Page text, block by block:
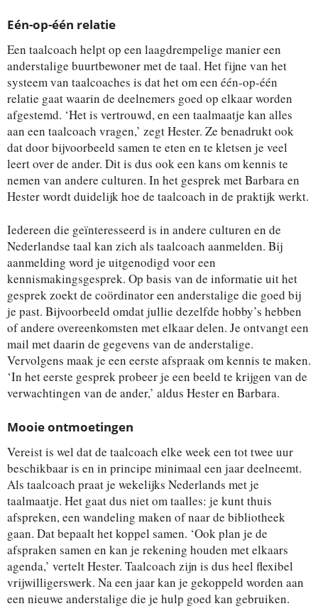
Eén-op-één relatie
Een taalcoach helpt op een laagdrempelige manier een
anderstalige buurtbewoner met de taal. Het fijne van het
systeem van taalcoaches is dat het om een één-op-één
relatie gaat waarin de deelnemers goed op elkaar worden
afgestemd. ‘Het is vertrouwd, en een taalmaatje kan alles
aan een taalcoach vragen,’ zegt Hester. Ze benadrukt ook
dat door bijvoorbeeld samen te eten en te kletsen je veel
leert over de ander. Dit is dus ook een kans om kennis te
nemen van andere culturen. In het gesprek met Barbara en
Hester wordt duidelijk hoe de taalcoach in de praktijk werkt.
Iedereen die geïnteresseerd is in andere culturen en de
Nederlandse taal kan zich als taalcoach aanmelden. Bij
aanmelding word je uitgenodigd voor een
kennismakingsgesprek. Op basis van de informatie uit het
gesprek zoekt de coördinator een anderstalige die goed bij
je past. Bijvoorbeeld omdat jullie dezelfde hobby’s hebben
of andere overeenkomsten met elkaar delen. Je ontvangt een
mail met daarin de gegevens van de anderstalige.
Vervolgens maak je een eerste afspraak om kennis te maken.
‘In het eerste gesprek probeer je een beeld te krijgen van de
verwachtingen van de ander,’ aldus Hester en Barbara.
Mooie ontmoetingen
Vereist is wel dat de taalcoach elke week een tot twee uur
beschikbaar is en in principe minimaal een jaar deelneemt.
Als taalcoach praat je wekelijks Nederlands met je
taalmaatje. Het gaat dus niet om taalles: je kunt thuis
afspreken, een wandeling maken of naar de bibliotheek
gaan. Dat bepaalt het koppel samen. ‘Ook plan je de
afspraken samen en kan je rekening houden met elkaars
agenda,’ vertelt Hester. Taalcoach zijn is dus heel flexibel
vrijwilligerswerk. Na een jaar kan je gekoppeld worden aan
een nieuwe anderstalige die je hulp goed kan gebruiken.